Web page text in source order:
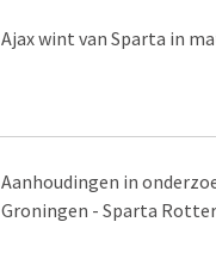
Ajax wint van Sparta in
Aanhoudingen in
Groningen - Sparta